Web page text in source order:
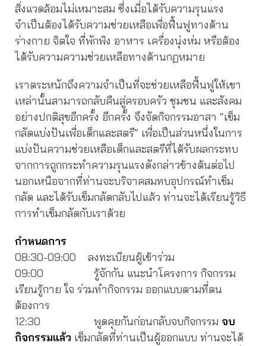
สิ่งแวดล้อมไม่เหมาะสม ซึ่งเมื่อได้รับความรุนแรง
จำเป็นต้องได้รับความช่วยเหลือเพื่อฟื้นฟูทางด้าน
ร่างกาย จิตใจ ที่พักพิง อาหาร เครื่องนุ่งห่ม หรือต้อง
ได้รับความความช่วยเหลือทางด้านกฏหมาย
เราตระหนักถึงความจำเป็นที่จะช่วยเหลือฟื้นฟูให้เขา
เหล่านั้นสามารถกลับคืนสู่ครอบครัว ชุมชน และสังคม
อย่างปกติสุขอีกครั้ง อีกครั้ง จึงจัดกิจกรรมอาสา “เข็ม
กลัดแบ่งปันเพื่อเด็กและสตรี” เพื่อเป็นส่วนหนึ่งในการ
แบ่งปันความช่วยเหลือเด็กและสตรีที่ได้รับผลกระทบ
จากการถูกกระทำความรุนแรงดังกล่าวข้างต้นต่อไป
นอกเหนือจากที่ท่านจะบริจาคสมทบอุปกรณ์ทำเข็ม
กลัด และได้รับเข็มกลัดกลับไปแล้ว ท่านจะได้เรียนรู้วิธี
การทำเข็มกลัดกับเราด้วย
กำหนดการ
08:30-09:00 ลงทะเบียนผู้เข้าร่วม
09:00 รู้จักกัน แนะนำโครงการ กิจกรรม
เรียนรู้กาย ใจ ร่วมทำกิจกรรม ออกแบบตามที่ตน
ต้องการ
12:30 พูดคุยกันก่อนกลับจบกิจกรรม จบ
กิจกรรมแล้ว เข็มกลัดที่ท่านเป็นผู้ออกแบบ ท่านจะได้